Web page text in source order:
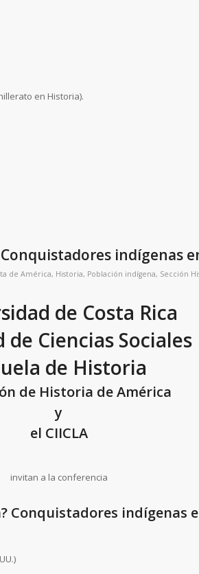
en Historia).
indígenas
de América, Historia, Población indígena, Sección
de Costa Rica
de Ciencias Sociales
de Historia
de Historia de América
y
el CIICLA
invitan a la conferencia
Conquistadores indígenas